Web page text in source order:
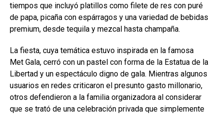
tiempos que incluyó platillos como filete de res con puré
de papa, picaña con espárragos y una variedad de bebidas
premium, desde tequila y mezcal hasta champaña.
La fiesta, cuya temática estuvo inspirada en la famosa
Met Gala, cerró con un pastel con forma de la Estatua de la
Libertad y un espectáculo digno de gala. Mientras algunos
usuarios en redes criticaron el presunto gasto millonario,
otros defendieron a la familia organizadora al considerar
que se trató de una celebración privada que simplemente